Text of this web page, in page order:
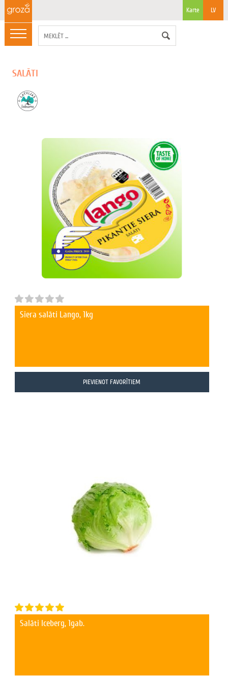
LV
Karte
SALĀTI
Siera salāti Lango, 1kg
PIEVIENOT FAVORĪTIEM
Salāti Iceberg, 1gab.